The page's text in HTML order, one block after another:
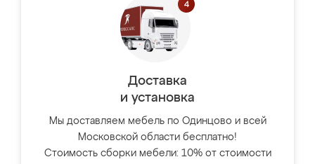
Доставка
и установка
Мы доставляем мебель по Одинцово и всей
Московской области бесплатно!
Стоимость сборки мебели: 10% от стоимости